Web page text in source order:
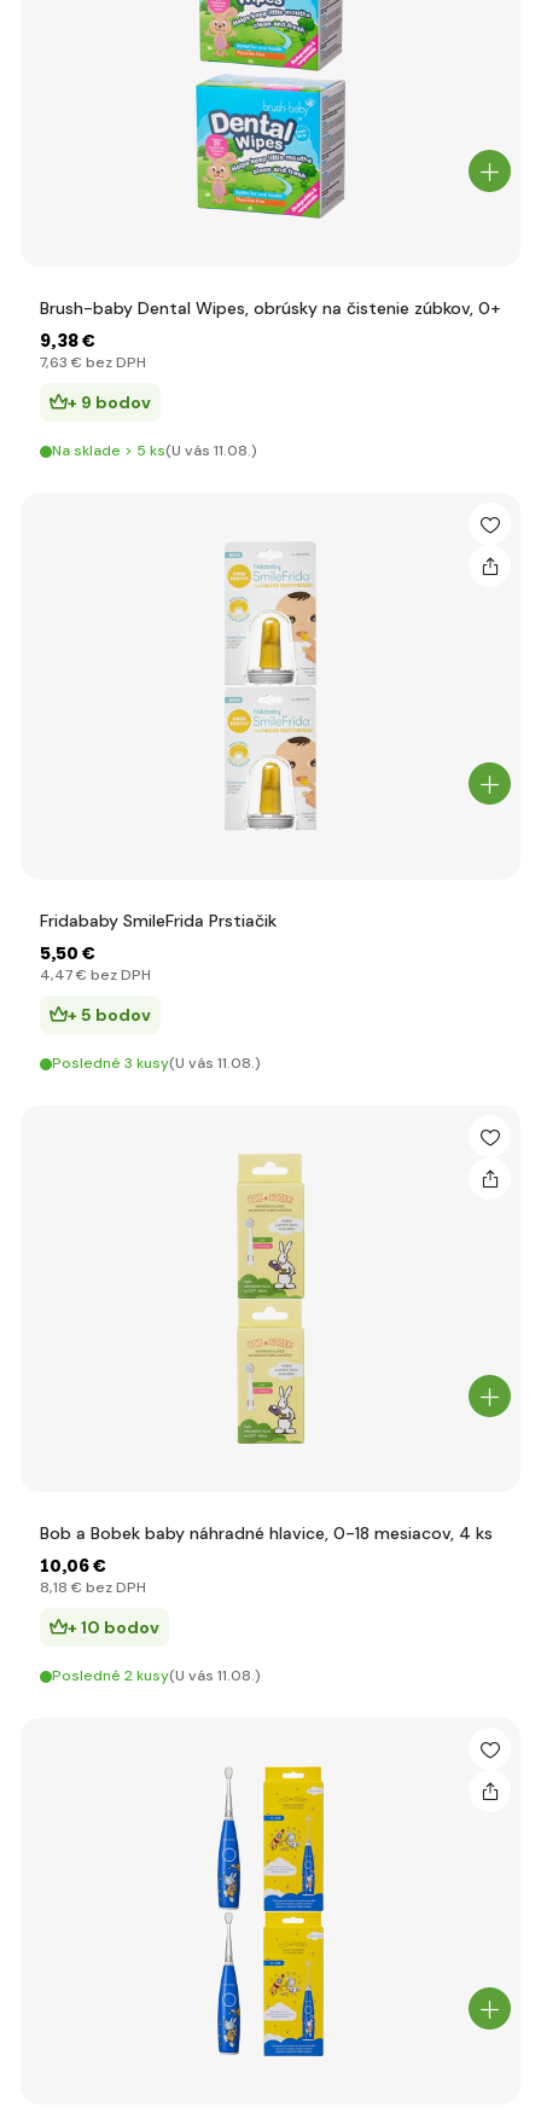
Brush-baby Dental Wipes, obrúsky na čistenie zúbkov, 0+
9,38 €
7,63 € bez DPH
+ 9 bodov
Na sklade > 5 ks(U vás 11.08.)
Fridababy SmileFrida Prstiačik
5,50 €
4,47 € bez DPH
+ 5 bodov
Posledné 3 kusy(U vás 11.08.)
Bob a Bobek baby náhradné hlavice, 0-18 mesiacov, 4 ks
10,06 €
8,18 € bez DPH
+ 10 bodov
Posledné 2 kusy(U vás 11.08.)